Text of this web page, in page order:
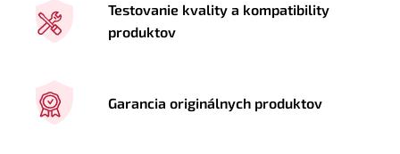
Testovanie kvality a kompatibility
produktov
Garancia originálnych produktov